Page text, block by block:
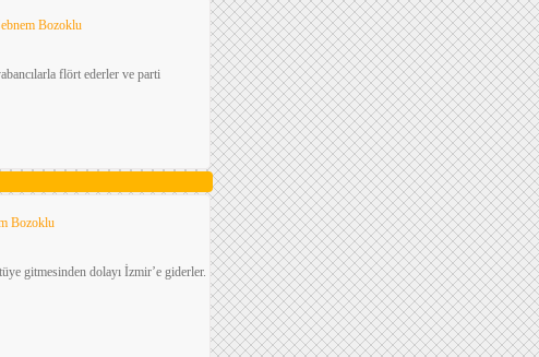
Bozoklu
flört ederler ve parti
Bozoklu
gitmesinden dolayı İzmir’e giderler.